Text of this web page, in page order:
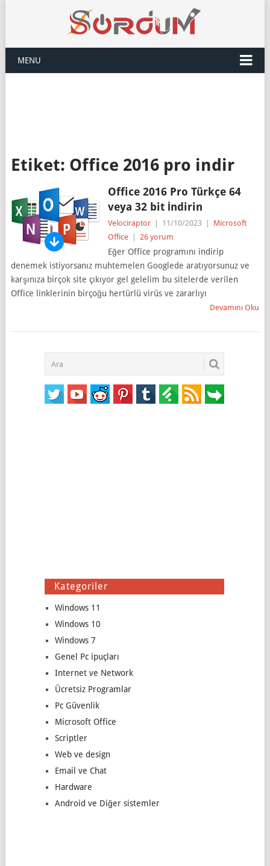
MENU
Etiket: Office 2016 pro indir
Office 2016 Pro Türkçe 64
veya 32 bit İndirin
Velociraptor 11/10/2023
Microsoft
Office
26 yorum
Eğer Office programını indirip
denemek istiyorsanız muhtemelen Googlede aratıyorsunuz ve
karşınıza birçok site çıkıyor gel gelelim bu sitelerde verilen
Office linklerinin birçoğu hertürlü virüs ve zararlıyı
Devamını Oku
Kategoriler
Windows 11
Windows 10
Windows 7
Genel Pc ipuçları
Internet ve Network
Ücretsiz Programlar
Pc Güvenlik
Microsoft Office
Scriptler
Web ve design
Email ve Chat
Hardware
Android ve Diğer sistemler